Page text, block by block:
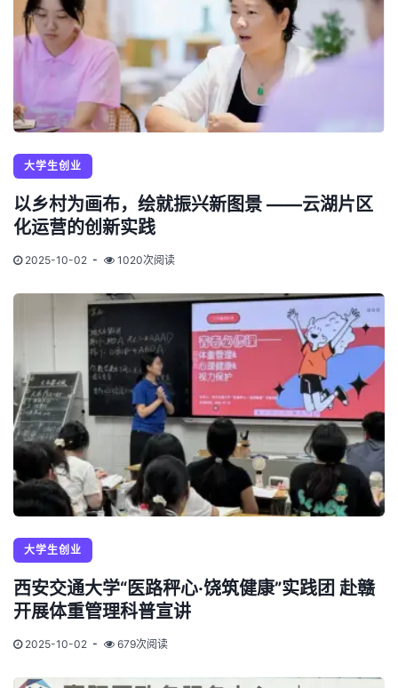
大学生创业
以乡村为画布，绘就振兴新图景 ——云湖片区
化运营的创新实践
2025-10-02 1020次阅读
大学生创业
西安交通大学“医路秤心·饶筑健康”实践团 赴赣
开展体重管理科普宣讲
2025-10-02 679次阅读